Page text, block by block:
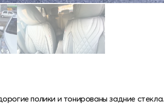
полики и тонированы задние стекла.